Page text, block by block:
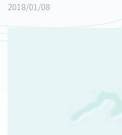
2018/01/08